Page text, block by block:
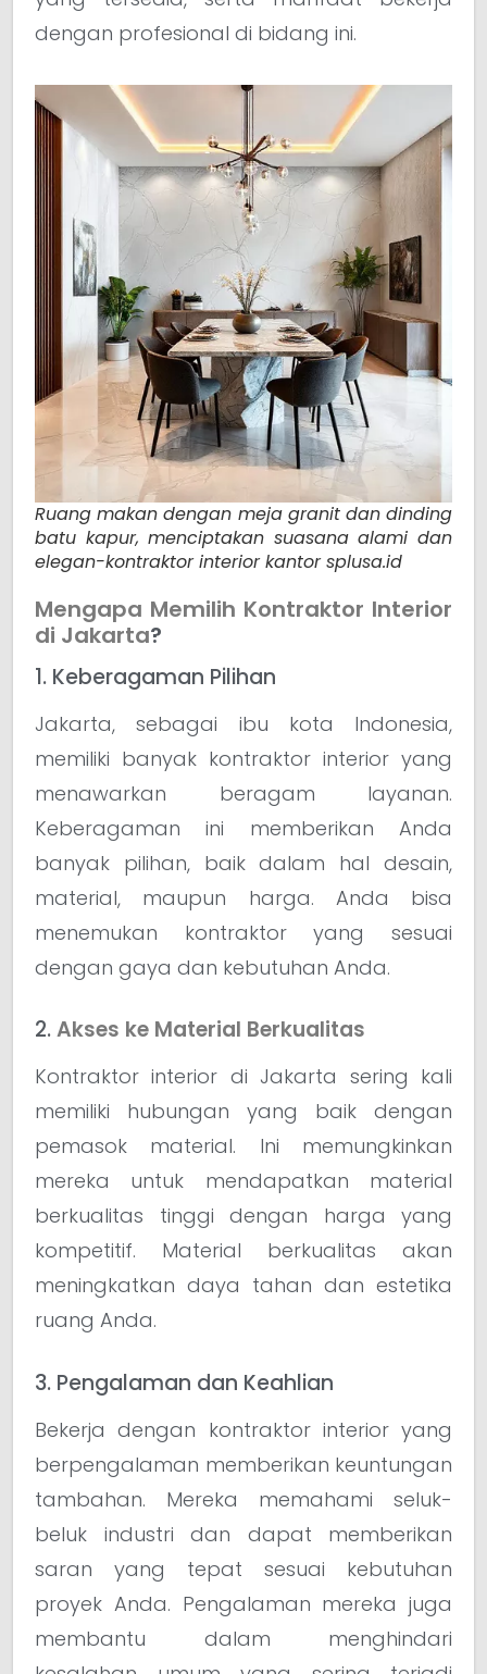
dengan profesional di bidang ini.
Ruang makan dengan meja granit dan dinding
batu kapur, menciptakan suasana alami dan
elegan-kontraktor interior kantor splusa.id
Mengapa Memilih Kontraktor Interior
di Jakarta?
1. Keberagaman Pilihan
Jakarta, sebagai ibu kota Indonesia,
memiliki banyak kontraktor interior yang
menawarkan beragam layanan.
Keberagaman ini memberikan Anda
banyak pilihan, baik dalam hal desain,
material, maupun harga. Anda bisa
menemukan kontraktor yang sesuai
dengan gaya dan kebutuhan Anda.
2.Akses ke Material Berkualitas
Kontraktor interior di Jakarta sering kali
memiliki hubungan yang baik dengan
pemasok material. Ini memungkinkan
mereka untuk mendapatkan material
berkualitas tinggi dengan harga yang
kompetitif. Material berkualitas akan
meningkatkan daya tahan dan estetika
ruang Anda.
3. Pengalaman dan Keahlian
Bekerja dengan kontraktor interior yang
berpengalaman memberikan keuntungan
tambahan. Mereka memahami seluk-
beluk industri dan dapat memberikan
saran yang tepat sesuai kebutuhan
proyek Anda. Pengalaman mereka juga
membantu dalam menghindari